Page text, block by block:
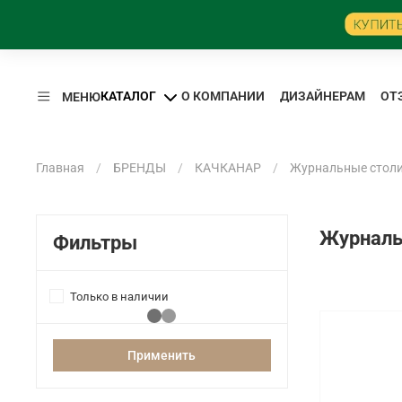
МЕНЮКАТАЛОГ О КОМПАНИИ ДИЗАЙНЕРАМ
Главная БРЕНДЫ КАЧКАНАР Журнальные
Фильтры
Только в наличии
Применить